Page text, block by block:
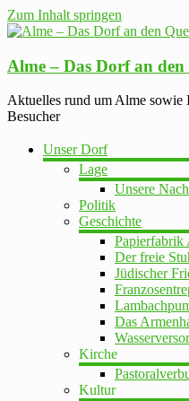
Zum Inhalt springen
Alme – Das Dorf an den
Aktuelles rund um Alme sowie
Besucher
Unser Dorf
Lage
Unsere
Politik
Geschichte
Papierfabrik
Der freie
Jüdischer
Das
Kirche
Kultur